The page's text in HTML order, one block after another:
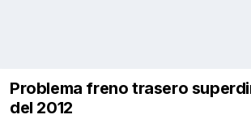
Problema freno trasero
del 2012